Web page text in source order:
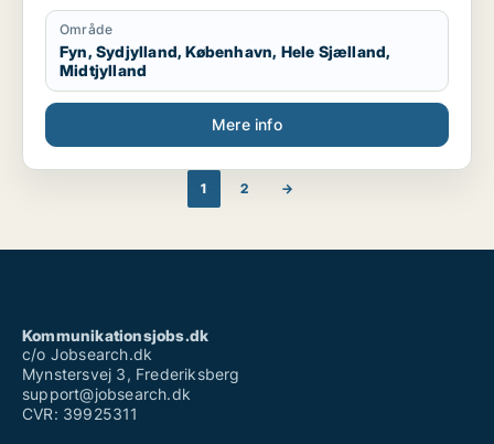
Område
Fyn, Sydjylland, København, Hele Sjælland,
Midtjylland
Mere info
1 2 →
Kommunikationsjobs.dk
c/o Jobsearch.dk
Mynstersvej 3, Frederiksberg
support@jobsearch.dk
CVR: 39925311